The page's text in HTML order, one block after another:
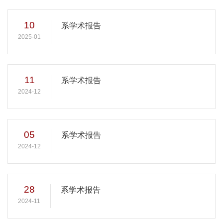
10
2025-01
系学术报告
11
2024-12
系学术报告
05
2024-12
系学术报告
28
2024-11
系学术报告